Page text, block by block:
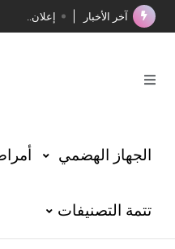
آخر الأخبار إعلان..
توصيات
الأستاذ
الجهاز الهضمي
تتمة التصنيفات